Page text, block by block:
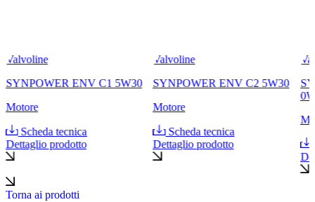
Valvoline
SYNPOWER ENV C1 5W30
Motore
Scheda tecnica
Dettaglio prodotto
Valvoline
SYNPOWER ENV C2 5W30
Motore
Scheda tecnica
Dettaglio prodotto
Torna ai prodotti